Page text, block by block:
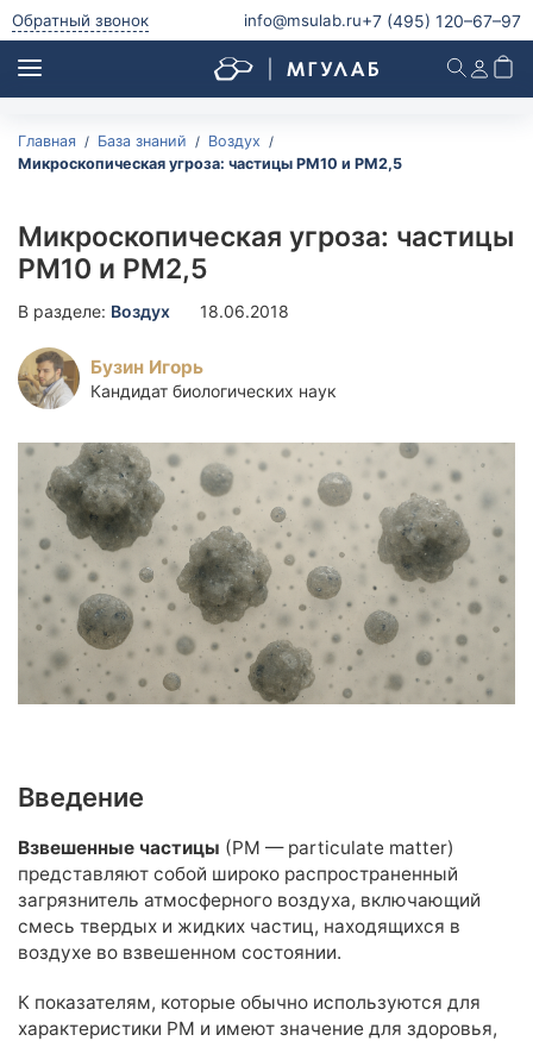
Обратный звонок info@msulab.ru+7 (495) 120–67–97
Анализ питьевой воды
Анализ воды из колодца
Анализ родниковой воды
Анализ водопроводной воды
Анализ бутилированной воды
Микробиологический и паразитологический анализ
питьевой воды
Радиологический анализ питьевой воды
Анализ природной воды
Анализ воды из реки, пруда
Анализ воды из аквариума
Микробиологический и паразитологический анализ
природной воды
Анализ воды из бассейна
Анализ вод ливневых систем
Анализ сточных вод
Анализ питательных сред, минеральных матов, воды для
Комплексные наборы
Главная База знаний
Воздух
Микроскопическая угроза: частицы PM10 и PM2,5
Микроскопическая угроза: частицы
PM10 и PM2,5
В разделе: Воздух 18.06.2018
Бузин Игорь
Кандидат биологических наук
Введение
Взвешенные частицы (РМ — particulate matter)
представляют собой широко распространенный
загрязнитель атмосферного воздуха, включающий
смесь твердых и жидких частиц, находящихся в
воздухе во взвешенном состоянии.
К показателям, которые обычно используются для
характеристики РМ и имеют значение для здоровья,